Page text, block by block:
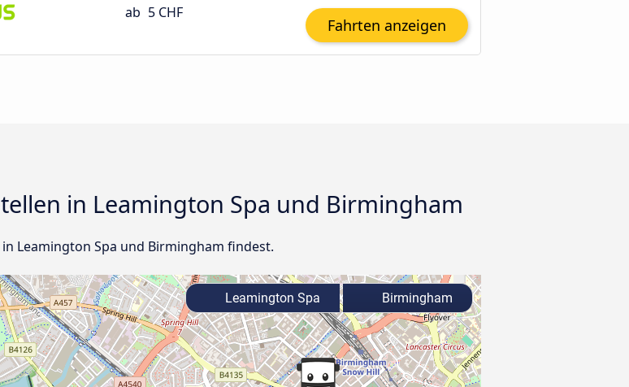
ab 5 CHF
Fahrten anzeigen
in Leamington Spa und Birmingham
Leamington Spa und Birmingham findest.
Leamington Spa Birmingham